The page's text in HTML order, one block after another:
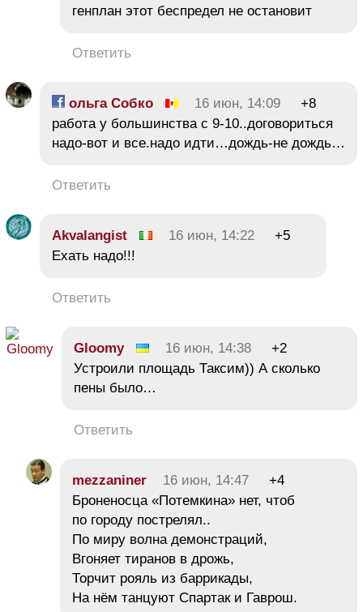
генплан этот беспредел не остановит
Ответить
ольга Собко 16 июн, 14:09
+8
работа у большинства с 9-10..договориться
надо-вот и все.надо идти…дождь-не дождь…
Ответить
Akvalangist 16 июн, 14:22
+5
Ехать надо!!!
Ответить
Gloomy 16 июн, 14:38
+2
Устроили площадь Таксим)) А сколько
пены было…
Ответить
mezzaniner 16 июн, 14:47
+4
Броненосца «Потемкина» нет, чтоб
по городу пострелял..
По миру волна демонстраций,
Вгоняет тиранов в дрожь,
Торчит рояль из баррикады,
На нём танцуют Спартак и Гаврош.